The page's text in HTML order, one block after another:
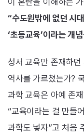
“수도원밖에 없던 시
‘초등교육’이라는 개
성서 교육만 존재하
역사를 가르쳤는가?
과학 교육은 아예 존
“교육이라는 걸 만들
과학도 넣자”고 처음